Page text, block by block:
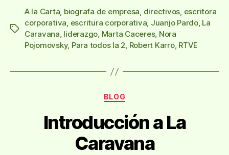
Etiquetas
A la Carta, biografa de empresa, directivos, escritora
corporativa, escritura corporativa, Juanjo Pardo, La
Caravana, liderazgo, Marta Caceres, Nora
Pojomovsky, Para todos la 2, Robert Karro, RTVE
Categorías
BLOG
Introducción a La
Caravana